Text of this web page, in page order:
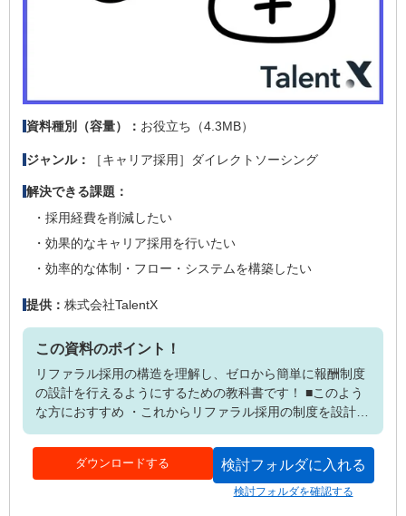
資料種別（容量）： お役立ち（4.3MB）
ジャンル： ［キャリア採用］ダイレクトソーシング
解決できる課題：
採用経費を削減したい
効果的なキャリア採用を行いたい
効率的な体制・フロー・システムを構築したい
提供： 株式会社TalentX
この資料のポイント！
リファラル採用の構造を理解し、ゼロから簡単に報酬制度
の設計を行えるようにするための教科書です！ ■このよう
な方におすすめ ・これからリファラル採用の制度を設計す
は社員のモチベーションアップに寄与するのか知りたい ・
紹介報酬制度の法的課題と回避方法を学びたい
ダウンロードする 検討フォルダに入れる
検討フォルダを確認する